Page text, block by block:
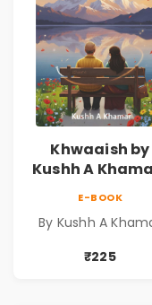
Khwaaish by
Kushh A
Fiction
E-BOOK
By Kushh A
₹225